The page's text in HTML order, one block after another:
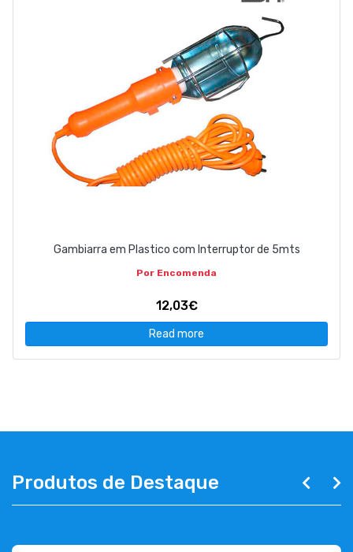
Gambiarra em Plastico com Interruptor de 5mts
Por Encomenda
12,03€
Read more
Produtos de Destaque